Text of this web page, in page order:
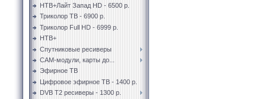
НТВ+Лайт Запад HD - 6500 р.
Триколор ТВ - 6900 р.
Триколор Full HD - 6999 р.
НТВ+
Спутниковые ресиверы
CAM-модули, карты до...
Эфирное ТВ
Цифровое эфирное ТВ - 1400 р.
DVB T2 ресиверы - 1300 р.